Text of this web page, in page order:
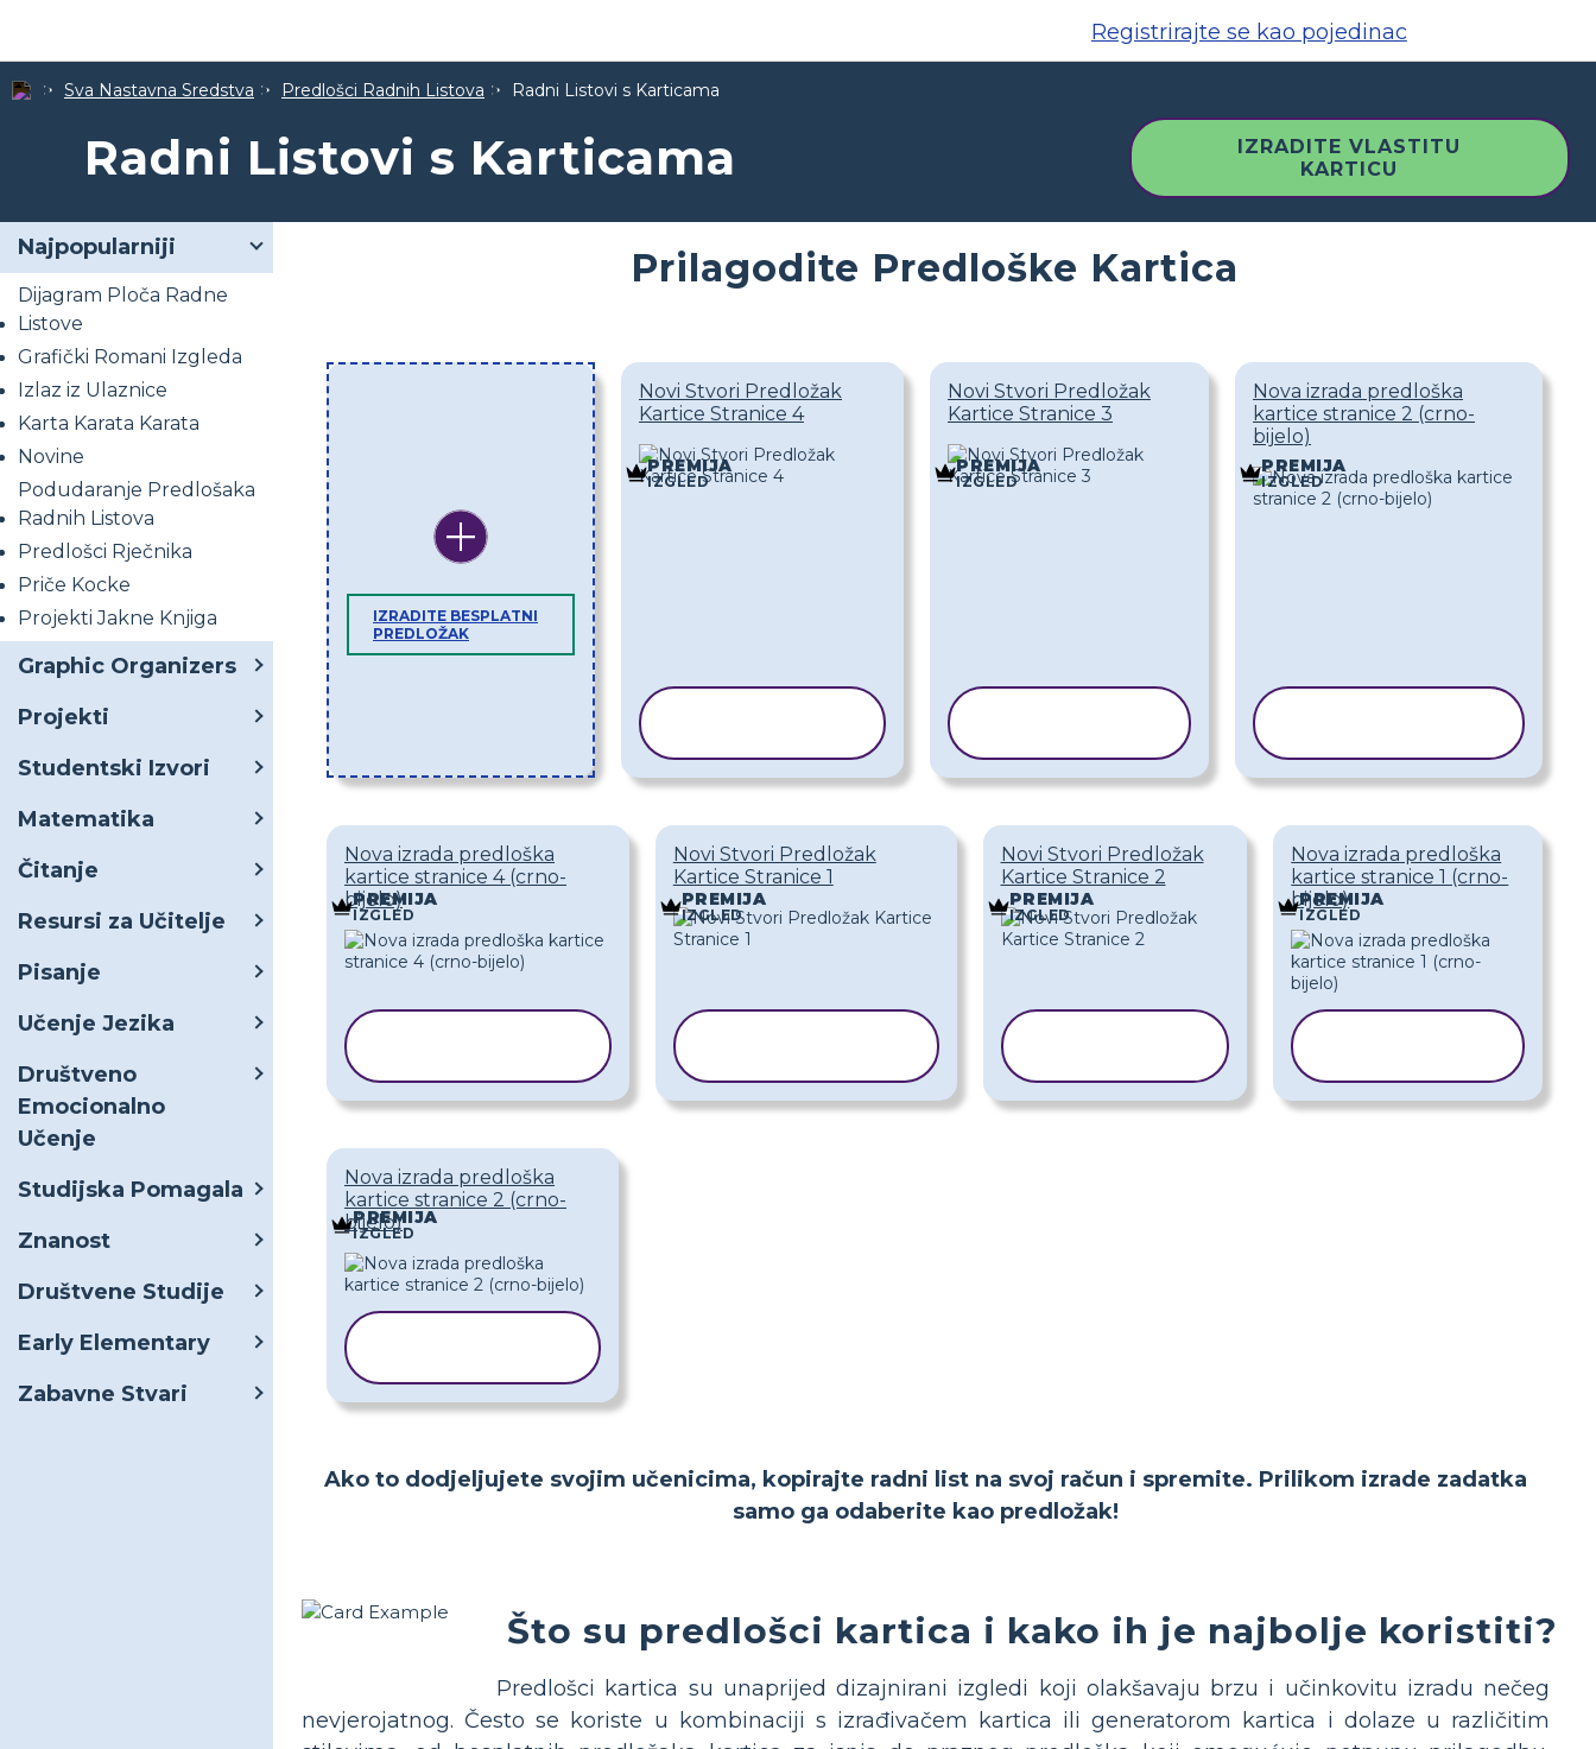
Registrirajte se kao pojedinac
Sva Nastavna Sredstva Predlošci Radnih Listova Radni Listovi s Karticama
Radni Listovi s Karticama
IZRADITE VLASTITU
KARTICU
Najpopularniji
Dijagram Ploča Radne
Listove
Grafički Romani Izgleda
Izlaz iz Ulaznice
Karta Karata Karata
Novine
Podudaranje Predlošaka
Radnih Listova
Predlošci Rječnika
Priče Kocke
Projekti Jakne Knjiga
Graphic Organizers
Projekti
Studentski Izvori
Matematika
Čitanje
Resursi za Učitelje
Pisanje
Učenje Jezika
Društveno
Emocionalno
Učenje
Studijska Pomagala
Znanost
Društvene Studije
Early Elementary
Zabavne Stvari
Prilagodite Predloške Kartica
IZRADITE BESPLATNI
PREDLOŽAK
Novi Stvori Predložak
Kartice Stranice 4
PREMIJA
IZGLED
Novi Stvori Predložak
Kartice Stranice 3
PREMIJA
IZGLED
Nova izrada predloška
kartice stranice 2 (crno-
bijelo)
PREMIJA
IZGLED
Nova izrada predloška
kartice stranice 4 (crno-
bijelo)
PREMIJA
IZGLED
Novi Stvori Predložak
Kartice Stranice 1
PREMIJA
IZGLED
Novi Stvori Predložak
Kartice Stranice 2
PREMIJA
IZGLED
Nova izrada predloška
kartice stranice 1 (crno-
bijelo)
PREMIJA
IZGLED
Nova izrada predloška
kartice stranice 2 (crno-
bijelo)
PREMIJA
IZGLED
Ako to dodjeljujete svojim učenicima, kopirajte radni list na svoj račun i spremite. Prilikom izrade zadatka
samo ga odaberite kao predložak!
Što su predlošci kartica i kako ih je najbolje koristiti?
Predlošci kartica su unaprijed dizajnirani izgledi koji olakšavaju brzu i učinkovitu izradu nečeg
nevjerojatnog. Često se koriste u kombinaciji s izrađivačem kartica ili generatorom kartica i dolaze u različitim